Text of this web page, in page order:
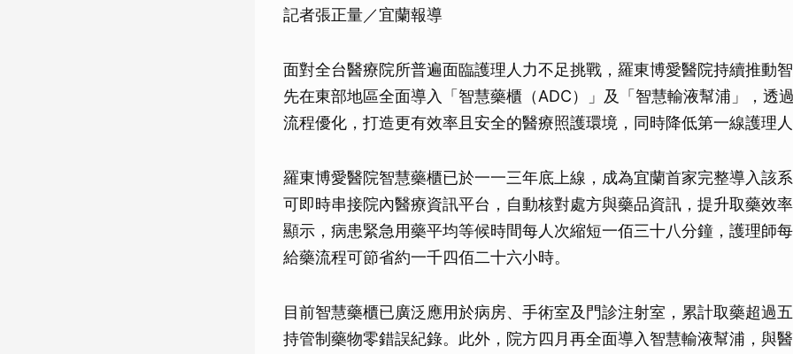
記者張正量／宜蘭報導
面對全台醫療院所普遍面臨護理人力不足挑戰，羅東博愛醫院持續推動
先在東部地區全面導入「智慧藥櫃（ADC）」及「智慧輸液幫浦」，透
流程優化，打造更有效率且安全的醫療照護環境，同時降低第一線護理
羅東博愛醫院智慧藥櫃已於一一三年底上線，成為宜蘭首家完整導入該
可即時串接院內醫療資訊平台，自動核對處方與藥品資訊，提升取藥效
顯示，病患緊急用藥平均等候時間每人次縮短一佰三十八分鐘，護理師
給藥流程可節省約一千四佰二十六小時。
目前智慧藥櫃已廣泛應用於病房、手術室及門診注射室，累計取藥超過
持管制藥物零錯誤紀錄。此外，院方四月再全面導入智慧輸液幫浦，與